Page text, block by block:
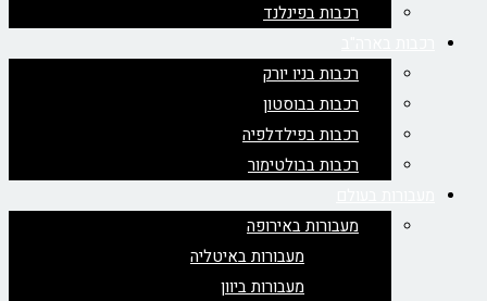
רכבות בפינלנד
רכבות בניו יורק
רכבות בבוסטון
רכבות בפילדלפיה
רכבות בבולטימור
מעבורות באירופה
מעבורות באיטליה
מעבורות ביוון